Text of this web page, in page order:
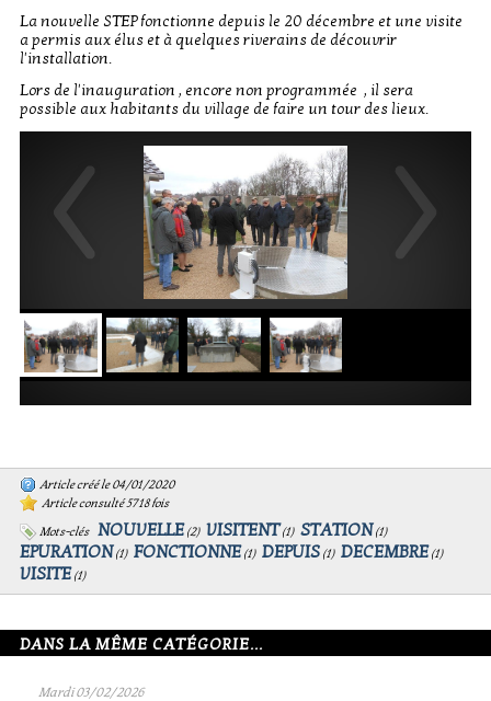
La nouvelle STEP fonctionne depuis le 20 décembre et une visite
a permis aux élus et à quelques riverains de découvrir
l'installation.
Lors de l'inauguration , encore non programmée , il sera
possible aux habitants du village de faire un tour des lieux.
Article créé le 04/01/2020
Article consulté 5718 fois
Mots-clés
NOUVELLE (2) VISITENT(1) STATION (1)
EPURATION (1) FONCTIONNE (1) DEPUIS (1) DECEMBRE (1)
VISITE (1)
DANS LA MÊME CATÉGORIE...
Mardi 03/02/2026